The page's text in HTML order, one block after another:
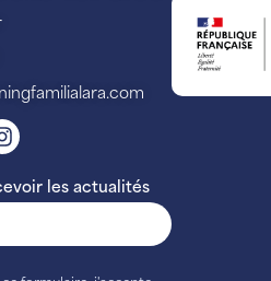
les actualités